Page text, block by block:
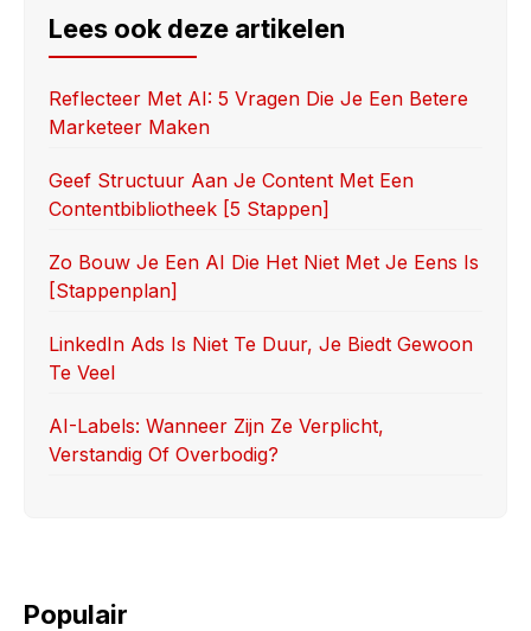
e
b
o
o
k
o
d
o
n
e
Lees ook deze artikelen
Reflecteer Met AI: 5 Vragen Die Je Een Betere
Marketeer Maken
Geef Structuur Aan Je Content Met Een
Contentbibliotheek [5 Stappen]
Zo Bouw Je Een AI Die Het Niet Met Je Eens Is
[stappenplan]
LinkedIn Ads Is Niet Te Duur, Je Biedt Gewoon
Te Veel
AI-Labels: Wanneer Zijn Ze Verplicht,
Verstandig Of Overbodig?
Populair